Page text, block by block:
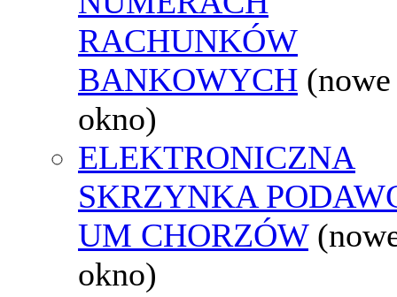
RACHUNKÓW
BANKOWYCH (nowe
okno)
ELEKTRONICZNA
SKRZYNKA
UM CHORZÓW
okno)